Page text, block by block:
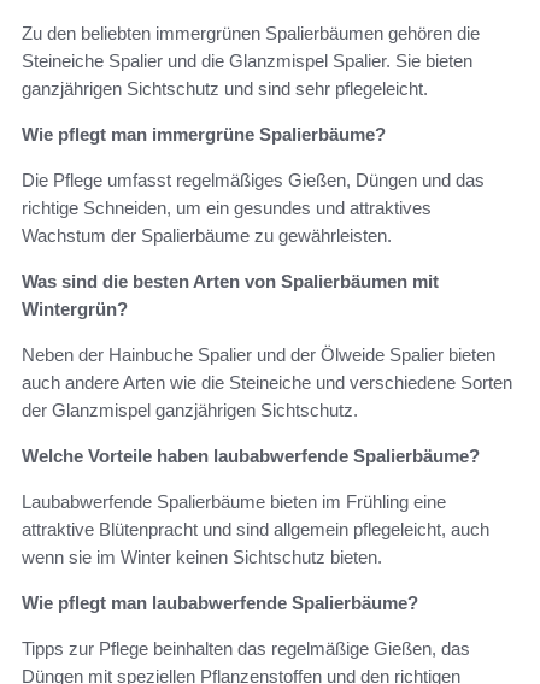
Zu den beliebten immergrünen Spalierbäumen gehören die
Steineiche Spalier und die Glanzmispel Spalier. Sie bieten
ganzjährigen Sichtschutz und sind sehr pflegeleicht.
Wie pflegt man immergrüne Spalierbäume?
Die Pflege umfasst regelmäßiges Gießen, Düngen und das
richtige Schneiden, um ein gesundes und attraktives
Wachstum der Spalierbäume zu gewährleisten.
Was sind die besten Arten von Spalierbäumen mit
Wintergrün?
Neben der Hainbuche Spalier und der Ölweide Spalier bieten
auch andere Arten wie die Steineiche und verschiedene Sorten
der Glanzmispel ganzjährigen Sichtschutz.
Welche Vorteile haben laubabwerfende Spalierbäume?
Laubabwerfende Spalierbäume bieten im Frühling eine
attraktive Blütenpracht und sind allgemein pflegeleicht, auch
wenn sie im Winter keinen Sichtschutz bieten.
Wie pflegt man laubabwerfende Spalierbäume?
Tipps zur Pflege beinhalten das regelmäßige Gießen, das
Düngen mit speziellen Pflanzenstoffen und den richtigen